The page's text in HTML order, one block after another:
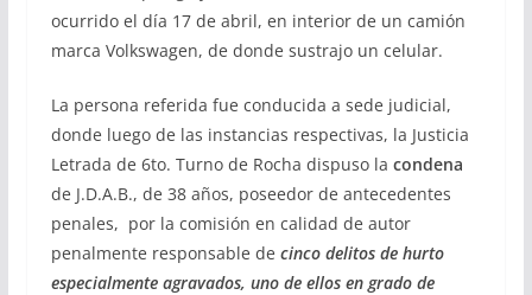
ocurrido el día 17 de abril, en interior de un camión
marca Volkswagen, de donde sustrajo un celular.
La persona referida fue conducida a sede judicial,
donde luego de las instancias respectivas, la Justicia
Letrada de 6to. Turno de Rocha dispuso la condena
de J.D.A.B., de 38 años, poseedor de antecedentes
penales, por la comisión en calidad de autor
penalmente responsable de cinco delitos de hurto
especialmente agravados, uno de ellos en grado de